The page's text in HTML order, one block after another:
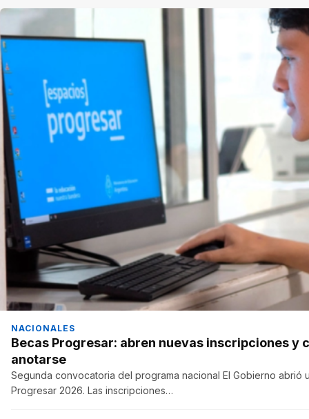
NACIONALES
Becas Progresar: abren nuevas inscripciones y
anotarse
Segunda convocatoria del programa nacional El Gobierno abrió
Progresar 2026. Las inscripciones…